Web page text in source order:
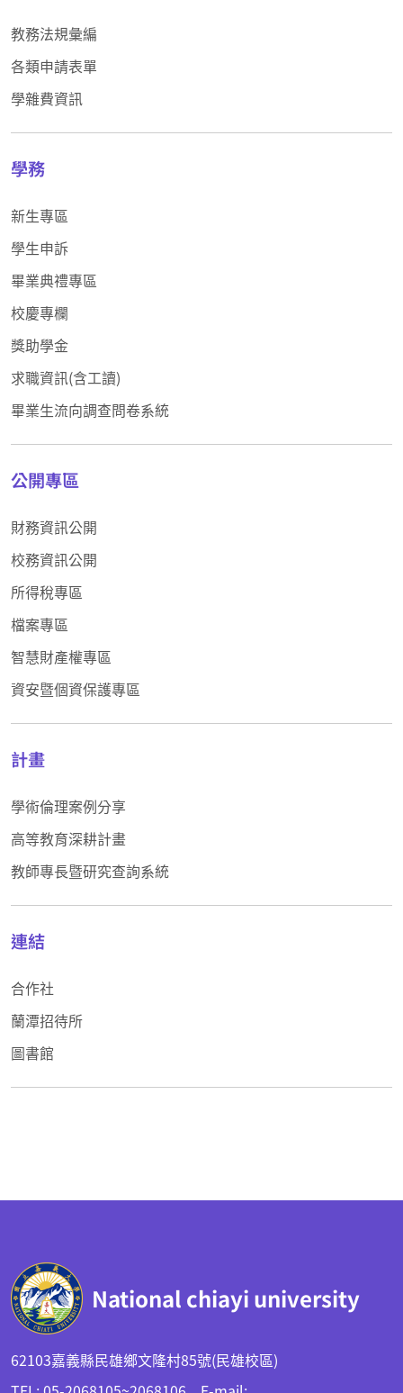
教務法規彙編
各類申請表單
學雜費資訊
學務
新生專區
學生申訴
畢業典禮專區
校慶專欄
獎助學金
求職資訊(含工讀)
畢業生流向調查問卷系統
公開專區
財務資訊公開
校務資訊公開
所得稅專區
檔案專區
智慧財產權專區
資安暨個資保護專區
計畫
學術倫理案例分享
高等教育深耕計畫
教師專長暨研究查詢系統
連結
合作社
蘭潭招待所
圖書館
National chiayi university
62103嘉義縣民雄鄉文隆村85號(民雄校區)